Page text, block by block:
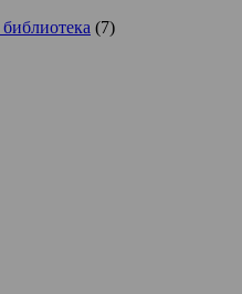
(7)